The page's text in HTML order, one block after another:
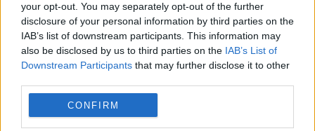
your opt-out. You may separately opt-out of the further
disclosure of your personal information by third parties on the
IAB’s list of downstream participants. This information may
also be disclosed by us to third parties on the IAB’s List of
Downstream Participants that may further disclose it to other
CONFIRM
Turnul Babel la 80 de ani: ONU, pariul Infantino și
eroziunea arhitecturii multilaterale